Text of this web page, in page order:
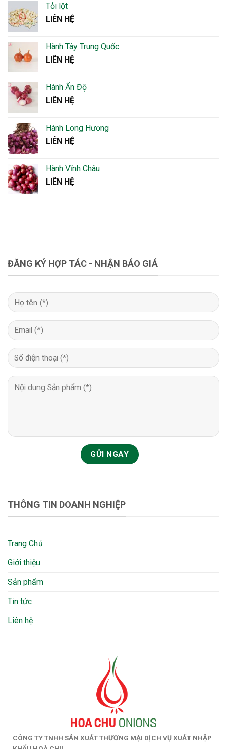
Tỏi lột
LIÊN HỆ
Hành Tây Trung Quốc
LIÊN HỆ
Hành Ấn Độ
LIÊN HỆ
Hành Long Hương
LIÊN HỆ
Hành Vĩnh Châu
LIÊN HỆ
ĐĂNG KÝ HỢP TÁC - NHẬN BÁO GIÁ
THÔNG TIN DOANH NGHIỆP
Trang Chủ
Giới thiệu
Sản phẩm
Tin tức
Liên hệ
CÔNG TY TNHH SẢN XUẤT THƯƠNG MẠI DỊCH VỤ XUẤT NHẬP